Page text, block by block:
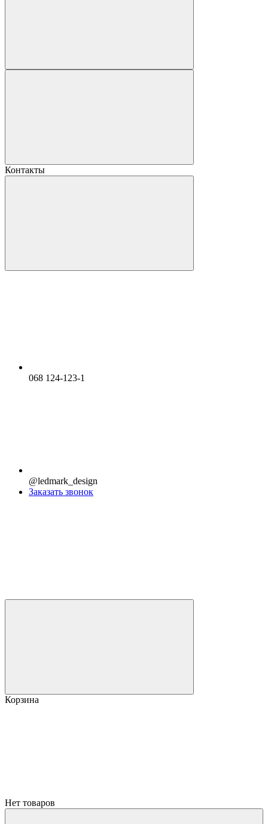
Контакты
068 124-123-1
@ledmark_design
Заказать звонок
Корзина
Нет товаров